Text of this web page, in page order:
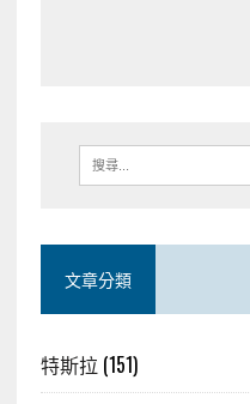
文章分類
特斯拉 (151)